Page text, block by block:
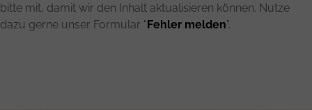
bitte mit, damit wir den Inhalt aktualisieren können. Nutze
dazu gerne unser Formular "Fehler melden".